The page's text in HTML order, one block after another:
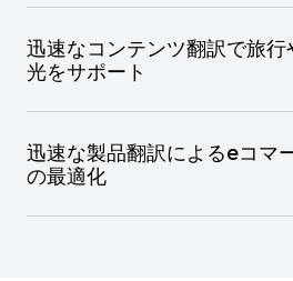
対応
被災地向けの緊急対応用
安全に関する指示やガイド
確実に
国際的な支援活動を多言
よってサポート
危機発生時におけるグロ
製品のグローバル市場開拓が
ソフトウェアのUI、ユー
ンテンツを迅速に翻訳
技術用語の文化的な妥当性
対象地域のコンプライア
迅速なコンテンツ翻訳で旅行
光をサポート
つけましょう。
旅程表、ガイド、パンフ
迅速な製品翻訳によるeコマ
の最適化